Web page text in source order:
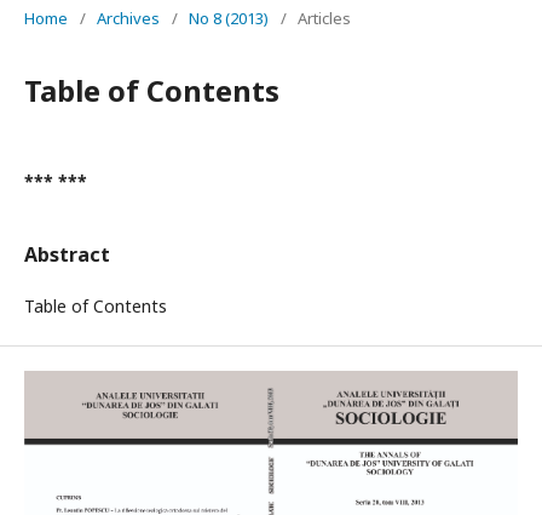
Home / Archives / No 8 (2013) / Articles
Table of Contents
*** ***
Abstract
Table of Contents